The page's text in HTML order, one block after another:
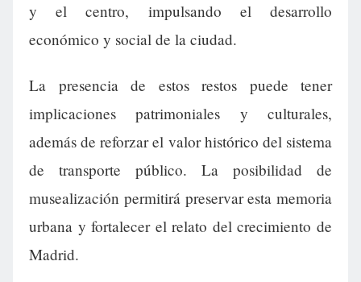
y el centro, impulsando el desarrollo
económico y social de la ciudad.
La presencia de estos restos puede tener
implicaciones patrimoniales y culturales,
además de reforzar el valor histórico del sistema
de transporte público. La posibilidad de
musealización permitirá preservar esta memoria
urbana y fortalecer el relato del crecimiento de
Madrid.